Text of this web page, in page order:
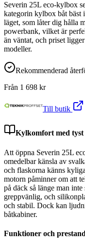
Severin 25L eco-kylbox
kategorin kylbox båt bäst
läget, som låter dig hålla
powerbank, vilket är
än väntat, och priset
modeller.
Rekommenderad
Från 1 698 kr
Till butik
Kylkomfort med
Att öppna Severin 25L
omedelbar känsla av
och flaskorna känns
motorn påminner om att
på däck så länge man
greppvänlig, och
och stabil. Dock kan
båtkabiner.
Funktioner och